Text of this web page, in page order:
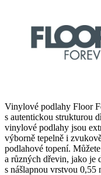
Vinylové podlahy Floor
s autentickou strukturou
vinylové podlahy jsou
výborně tepelně i
podlahové topení.
a různých dřevin, jako je
s nášlapnou vrstvou 0,55